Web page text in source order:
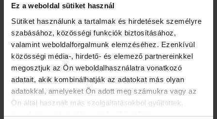
Ez a weboldal sütiket használ
Sütiket használunk a tartalmak és hirdetések személyre
szabásához, közösségi funkciók biztosításához,
valamint weboldalforgalmunk elemzéséhez. Ezenkívül
közösségi média-, hirdető- és elemező partnereinkkel
megosztjuk az Ön weboldalhasználatra vonatkozó
adatait, akik kombinálhatják az adatokat más olyan
adatokkal, amelyeket Ön adott meg számukra vagy az
Ön által használt más szolgáltatásokból gyűjtöttek.
Az adatkezelési tájékoztató elérhető itt.
megszokottnál hűvösebb volt.
A bolognai és readingi központú Copernicus havonta készít
jelentést a levegő hőmérsékletéről, a tengerjég és a víz
körforgásának állapotáról és változásairól. Műholdak,
hajók, repülőgépek és időjárás-megfigyelő állomások
adatain és modellszámításokon alapulnak jelentései. A
Copernicus-program feljegyzései 1979-ig nyúlnak vissza.